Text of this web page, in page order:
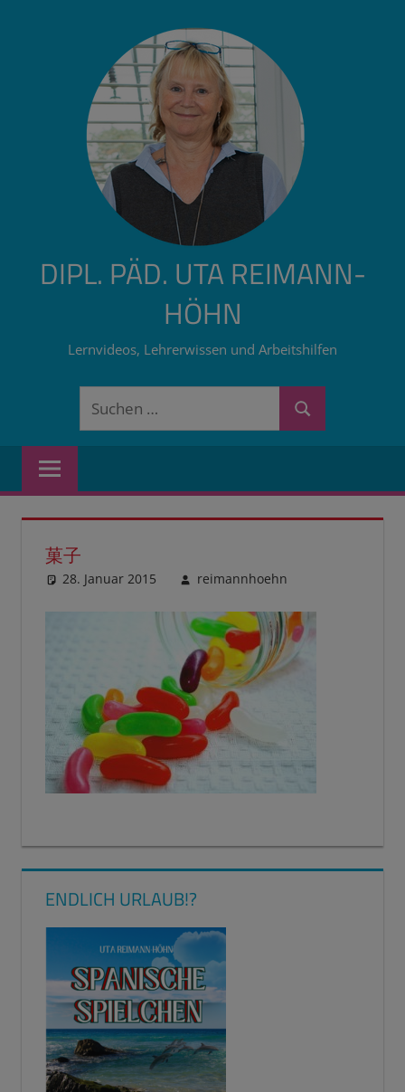
DIPL. PÄD. UTA REIMANN-
HÖHN
Lernvideos, Lehrerwissen und Arbeitshilfen
Suchen
Suchen
菓子
28. Januar 2015 reimannhoehn
ENDLICH URLAUB!?